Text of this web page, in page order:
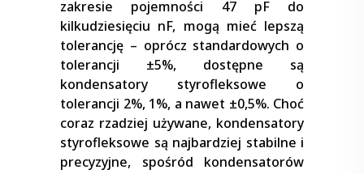
zakresie pojemności 47 pF do
kilkudziesięciu nF, mogą mieć lepszą
tolerancję – oprócz standardowych o
tolerancji ±5%, dostępne są
kondensatory styrofleksowe o
tolerancji 2%, 1%, a nawet ±0,5%. Choć
coraz rzadziej używane, kondensatory
styrofleksowe są najbardziej stabilne i
precyzyjne, spośród kondensatorów